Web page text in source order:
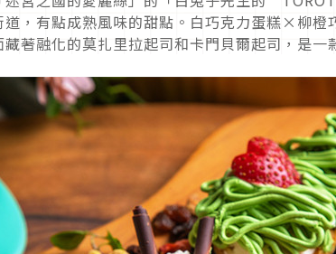
道，有點成熟風味的甜點。白巧克力蛋糕×柳橙
藏著融化的莫扎里拉起司和卡門貝爾起司，是一